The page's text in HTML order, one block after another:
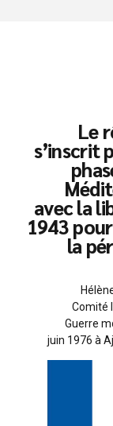
Le
s’inscrit
avec la
1943
la
Comité
Guerre
juin 1976 à